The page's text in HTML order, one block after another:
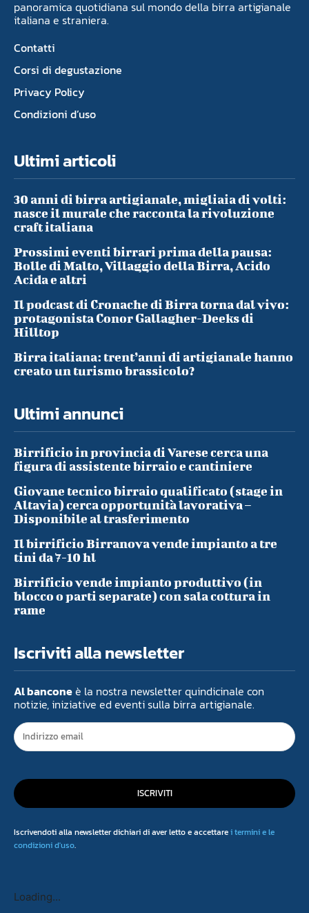
panoramica quotidiana sul mondo della birra artigianale
italiana e straniera.
Contatti
Corsi di degustazione
Privacy Policy
Condizioni d’uso
Ultimi articoli
30 anni di birra artigianale, migliaia di volti:
nasce il murale che racconta la rivoluzione
craft italiana
Prossimi eventi birrari prima della pausa:
Bolle di Malto, Villaggio della Birra, Acido
Acida e altri
Il podcast di Cronache di Birra torna dal vivo:
protagonista Conor Gallagher-Deeks di
Hilltop
Birra italiana: trent’anni di artigianale hanno
creato un turismo brassicolo?
Ultimi annunci
Birrificio in provincia di Varese cerca una
figura di assistente birraio e cantiniere
Giovane tecnico birraio qualificato (stage in
Altavia) cerca opportunità lavorativa –
Disponibile al trasferimento
Il birrificio Birranova vende impianto a tre
tini da 7-10 hl
Birrificio vende impianto produttivo (in
blocco o parti separate) con sala cottura in
rame
Iscriviti alla newsletter
Al banconeè la nostra newsletter quindicinale con
notizie, iniziative ed eventi sulla birra artigianale.
ISCRIVITI
Iscrivendoti alla newsletter dichiari di aver letto e accettarei termini e le
condizioni d'uso.
Loading...